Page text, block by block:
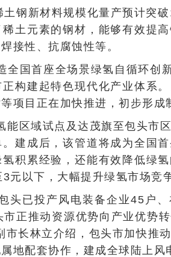
钢新材料规模化量产预计突
土元素的钢材，能够有效提
接性、抗腐蚀性等。
全国首座全场景绿氢自循环创
构建起特色现代化产业体系
项目正在加快推进，初步形成
能区域试点及达茂旗至包头市
建成后，该管道将成为全国
积累经验，还能有效降低绿
元以下，大幅提升绿氢市场竞
头已投产风电装备企业45户
正推动资源优势向产业优势
市长林立介绍，包头市加快推
地配套协作，建成全球陆上风